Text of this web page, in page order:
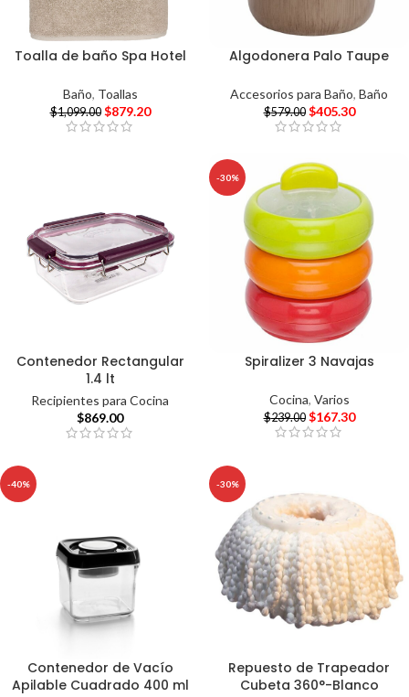
Toalla de baño Spa Hotel
Baño, Toallas
$1,099.00 $879.20
Algodonera Palo Taupe
Accesorios para Baño, Baño
$579.00 $405.30
Contenedor Rectangular
1.4 lt
Recipientes para Cocina
$869.00
-30%
Spiralizer 3 Navajas
Cocina, Varios
$239.00 $167.30
-40%
Contenedor de Vacío
Apilable Cuadrado 400 ml
-30%
Repuesto de Trapeador
Cubeta 360°-Blanco